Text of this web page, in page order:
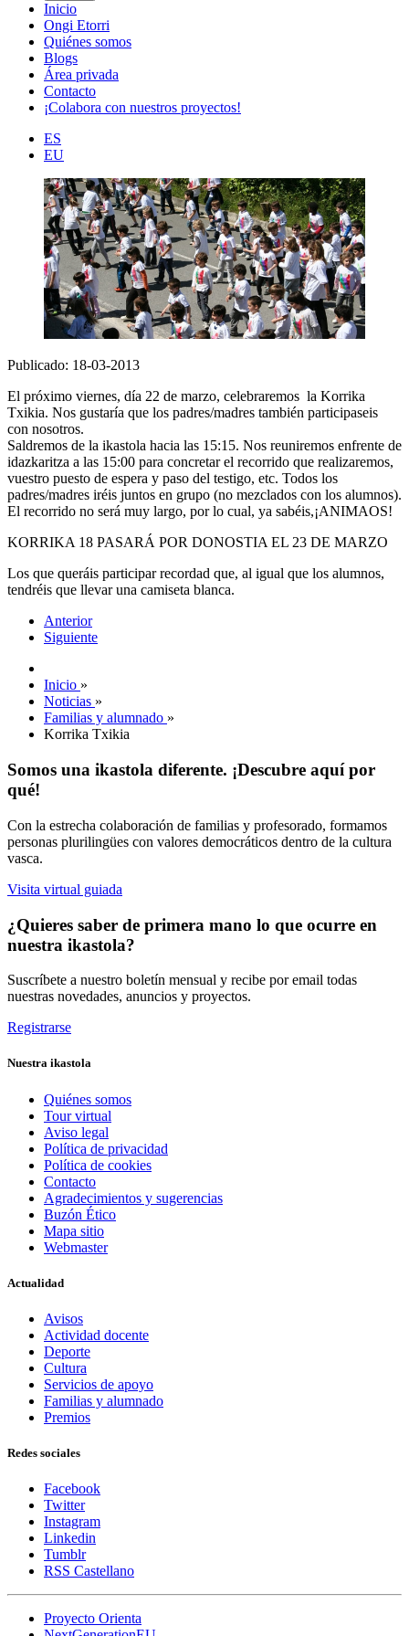
Inicio
Ongi Etorri
Quiénes somos
Blogs
Área privada
Contacto
¡Colabora con nuestros proyectos!
ES
EU
Publicado: 18-03-2013
El próximo viernes, día 22 de marzo, celebraremos la Korrika
Txikia. Nos gustaría que los padres/madres también participaseis
con nosotros.
Saldremos de la ikastola hacia las 15:15. Nos reuniremos enfrente de
idazkaritza a las 15:00 para concretar el recorrido que realizaremos,
vuestro puesto de espera y paso del testigo, etc. Todos los
padres/madres iréis juntos en grupo (no mezclados con los alumnos).
El recorrido no será muy largo, por lo cual, ya sabéis,¡ANIMAOS!
KORRIKA 18 PASARÁ POR DONOSTIA EL 23 DE MARZO
Los que queráis participar recordad que, al igual que los alumnos,
tendréis que llevar una camiseta blanca.
Anterior
Siguiente
Inicio »
Noticias »
Familias y alumnado »
Korrika Txikia
Somos una ikastola diferente. ¡Descubre aquí por
qué!
Con la estrecha colaboración de familias y profesorado, formamos
personas plurilingües con valores democráticos dentro de la cultura
vasca.
Visita virtual guiada
¿Quieres saber de primera mano lo que ocurre en
nuestra ikastola?
Suscríbete a nuestro boletín mensual y recibe por email todas
nuestras novedades, anuncios y proyectos.
Registrarse
Nuestra ikastola
Quiénes somos
Tour virtual
Aviso legal
Política de privacidad
Política de cookies
Contacto
Agradecimientos y sugerencias
Buzón Ético
Mapa sitio
Webmaster
Actualidad
Avisos
Actividad docente
Deporte
Cultura
Servicios de apoyo
Familias y alumnado
Premios
Redes sociales
Facebook
Twitter
Instagram
Linkedin
Tumblr
RSS Castellano
Proyecto Orienta